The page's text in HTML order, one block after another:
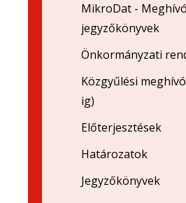
MikroDat -
jegyzőkönyvek
Önkormányzati
Közgyűlési
ig)
Előterjesztések
Határozatok
Jegyzőkönyvek